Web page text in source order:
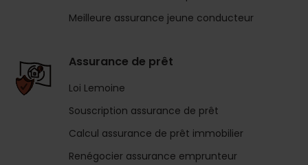
Meilleure assurance jeune conducteur
Assurance de prêt
Loi Lemoine
Souscription assurance de prêt
Calcul assurance de prêt immobilier
Renégocier assurance emprunteur